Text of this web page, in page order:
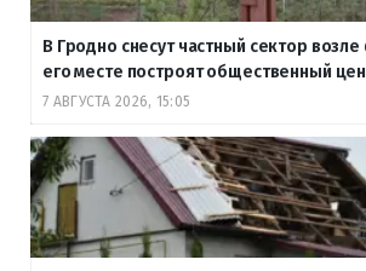
В Гродно снесут частный сектор
его месте построят общественный
7 АВГУСТА 2026, 15:05